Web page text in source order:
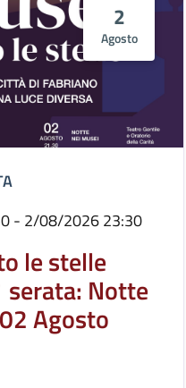
2
Agosto
- 2/08/2026 23:30
le stelle
Notte
Agosto